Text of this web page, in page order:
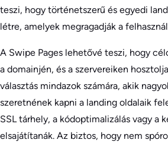
teszi, hogy történetszerű és egyedi
létre, amelyek megragadják a
A Swipe Pages lehetővé teszi, hogy
a domainjén, és a szervereiken
választás mindazok számára, akik
szeretnének kapni a landing oldalaik
SSL tárhely, a kódoptimalizálás vagy a
elsajátítanák. Az biztos, hogy nem